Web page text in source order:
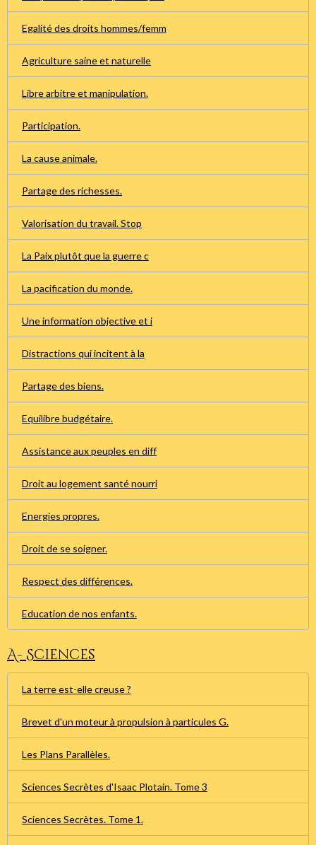
Egalité des droits hommes/femm
Agriculture saine et naturelle
Libre arbitre et manipulation.
Participation.
La cause animale.
Partage des richesses.
Valorisation du travail. Stop
La Paix plutôt que la guerre c
La pacification du monde.
Une information objective et i
Distractions qui incitent à la
Partage des biens.
Equilibre budgétaire.
Assistance aux peuples en diff
Droit au logement santé nourri
Energies propres.
Droit de se soigner.
Respect des différences.
Education de nos enfants.
A- Sciences
La terre est-elle creuse ?
Brevet d'un moteur à propulsion à particules G.
Les Plans Parallèles.
Sciences Secrètes d'Isaac Plotain. Tome 3
Sciences Secrètes. Tome 1.